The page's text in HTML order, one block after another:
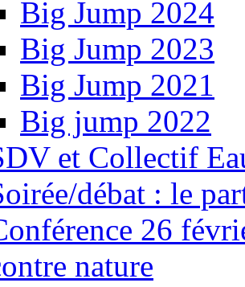
Big Jump 2024
Big Jump 2023
Big Jump 2021
Big jump 2022
et Collectif
débat : le
26
nature